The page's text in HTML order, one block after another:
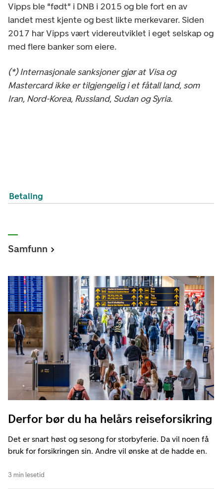
Vipps ble "født" i DNB i 2015 og ble fort en av
landet mest kjente og best likte merkevarer. Siden
2017 har Vipps vært videreutviklet i eget selskap og
med flere banker som eiere.
(*) Internasjonale sanksjoner gjør at Visa og
Mastercard ikke er tilgjengelig i et fåtall land, som
Iran, Nord-Korea, Russland, Sudan og Syria.
Betaling
Samfunn
Derfor bør du ha helårs reiseforsikring
Det er snart høst og sesong for storbyferie. Da vil noen få
bruk for forsikringen sin. Andre vil ønske at de hadde en.
3 min lesetid